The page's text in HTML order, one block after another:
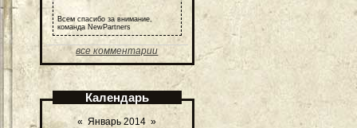
Всем спасибо за внимание,
команда NewPartners
все комментарии
Календарь
« Январь 2014 »